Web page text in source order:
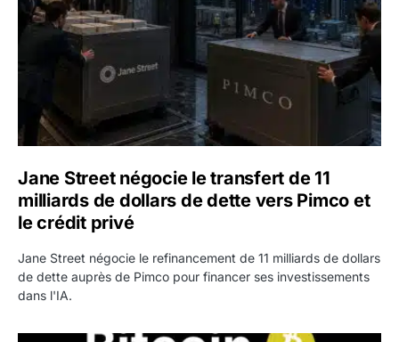
Jane Street négocie le transfert de 11
milliards de dollars de dette vers Pimco et
le crédit privé
Jane Street négocie le refinancement de 11 milliards de dollars
de dette auprès de Pimco pour financer ses investissements
dans l'IA.